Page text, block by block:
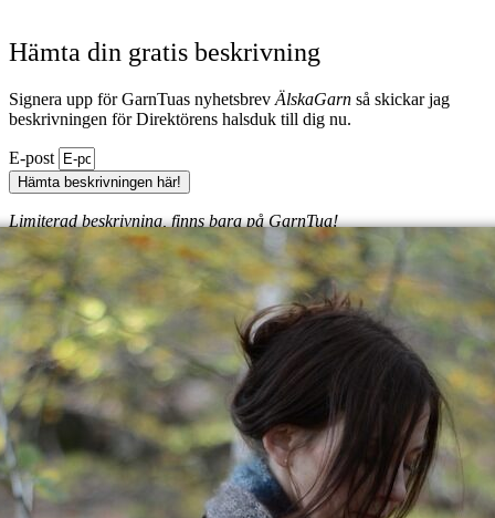
Hämta din gratis beskrivning
Signera upp för GarnTuas nyhetsbrev ÄlskaGarn så skickar jag
beskrivningen för Direktörens halsduk till dig nu.
E-post
Hämta beskrivningen här!
Limiterad beskrivning, finns bara på GarnTua!